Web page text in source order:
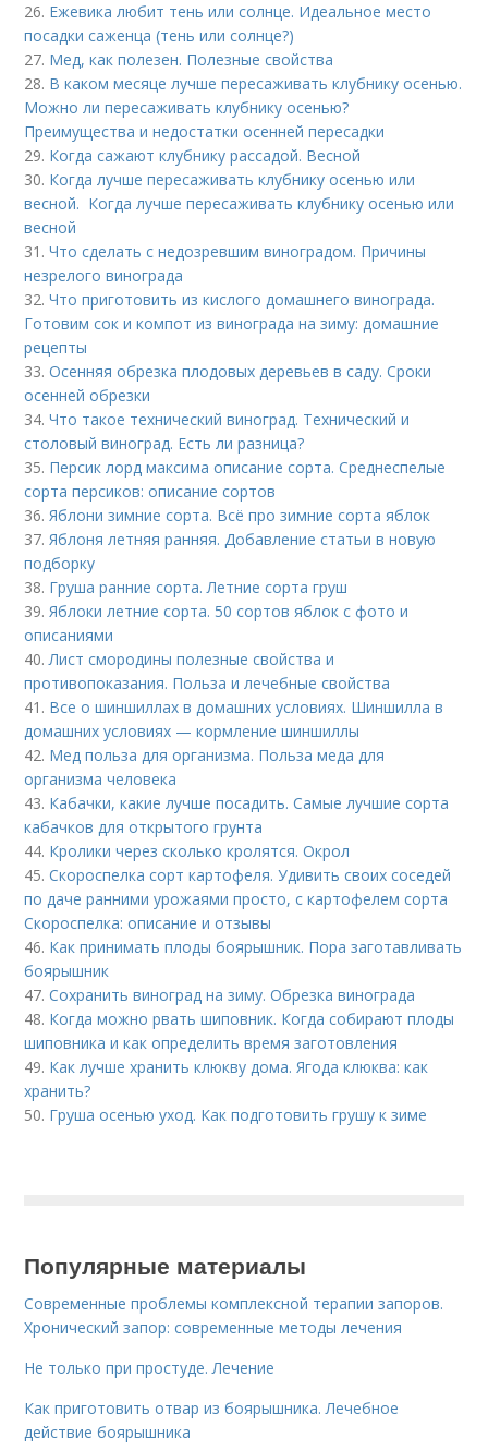
26. Ежевика любит тень или солнце. Идеальное место
посадки саженца (тень или солнце?)
27. Мед, как полезен. Полезные свойства
28. В каком месяце лучше пересаживать клубнику осенью.
Можно ли пересаживать клубнику осенью?
Преимущества и недостатки осенней пересадки
29. Когда сажают клубнику рассадой. Весной
30. Когда лучше пересаживать клубнику осенью или
весной. Когда лучше пересаживать клубнику осенью или
весной
31.Что сделать с недозревшим виноградом. Причины
незрелого винограда
32.Что приготовить из кислого домашнего винограда.
Готовим сок и компот из винограда на зиму: домашние
рецепты
33.Осенняя обрезка плодовых деревьев в саду. Сроки
осенней обрезки
34.Что такое технический виноград. Технический и
столовый виноград. Есть ли разница?
35. Персик лорд максима описание сорта. Среднеспелые
сорта персиков: описание сортов
36.Яблони зимние сорта. Всё про зимние сорта яблок
37.Яблоня летняя ранняя. Добавление статьи в новую
подборку
38. Груша ранние сорта. Летние сорта груш
39.Яблоки летние сорта. 50 сортов яблок с фото и
описаниями
40.Лист смородины полезные свойства и
противопоказания. Польза и лечебные свойства
41. Все о шиншиллах в домашних условиях. Шиншилла в
домашних условиях — кормление шиншиллы
42. Мед польза для организма. Польза меда для
организма человека
43. Кабачки, какие лучше посадить. Самые лучшие сорта
кабачков для открытого грунта
44. Кролики через сколько кролятся. Окрол
45.Скороспелка сорт картофеля. Удивить своих соседей
по даче ранними урожаями просто, с картофелем сорта
Скороспелка: описание и отзывы
46. Как принимать плоды боярышник. Пора заготавливать
боярышник
47.Сохранить виноград на зиму. Обрезка винограда
48. Когда можно рвать шиповник. Когда собирают плоды
шиповника и как определить время заготовления
49. Как лучше хранить клюкву дома. Ягода клюква: как
хранить?
50. Груша осенью уход. Как подготовить грушу к зиме
Популярные материалы
Современные проблемы комплексной терапии запоров.
Хронический запор: современные методы лечения
Не только при простуде. Лечение
Как приготовить отвар из боярышника. Лечебное
действие боярышника